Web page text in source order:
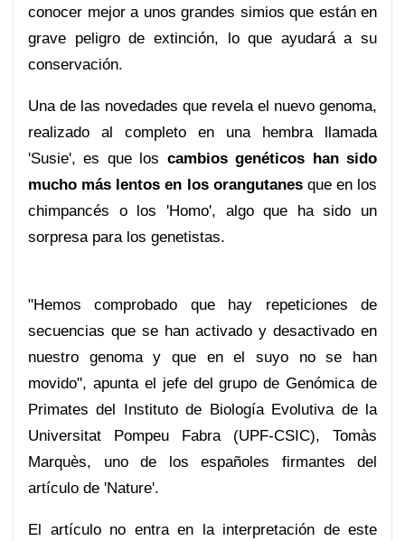
conocer mejor a unos grandes simios que están en
grave peligro de extinción, lo que ayudará a su
conservación.
Una de las novedades que revela el nuevo genoma,
realizado al completo en una hembra llamada
'Susie', es que los cambios genéticos han sido
mucho más lentos en los orangutanesque en los
chimpancés o los 'Homo', algo que ha sido un
sorpresa para los genetistas.
"Hemos comprobado que hay repeticiones de
secuencias que se han activado y desactivado en
nuestro genoma y que en el suyo no se han
movido", apunta el jefe del grupo de Genómica de
Primates del Instituto de Biología Evolutiva de la
Universitat Pompeu Fabra (UPF-CSIC), Tomàs
Marquès, uno de los españoles firmantes del
artículo de 'Nature'.
El artículo no entra en la interpretación de este